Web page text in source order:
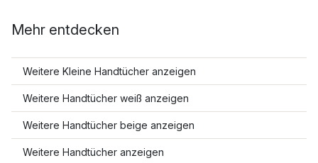
Mehr entdecken
Weitere Kleine Handtücher anzeigen
Weitere Handtücher weiß anzeigen
Weitere Handtücher beige anzeigen
Weitere Handtücher anzeigen